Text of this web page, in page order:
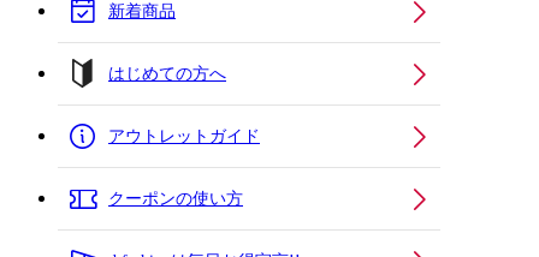
新着商品
はじめての方へ
アウトレットガイド
クーポンの使い方